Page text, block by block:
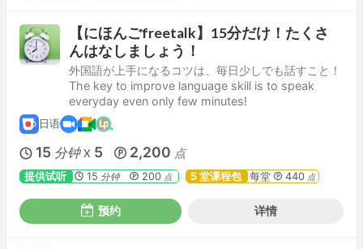
【にほんごfreetalk】15分だけ！たくさ
んはなしましょう！
外国語が上手になるコツは、毎日少しでも話すこと！
The key to improve language skill is to speak
everyday even only few minutes!
日语
15 分钟 X 5 2,200 点
提供试听 15 分钟 200点 5 堂课程包 每堂 440点
预约 详情